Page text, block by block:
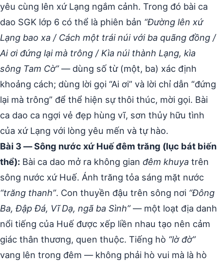
yêu cùng lên xứ Lạng ngắm cảnh. Trong đó bài ca
dao SGK lớp 6 có thể là phiên bản “Đường lên xứ
Lạng bao xa / Cách một trái núi với ba quãng đồng /
Ai ơi đứng lại mà trông / Kìa núi thành Lạng, kìa
sông Tam Cờ”— dùng số từ (một, ba) xác định
khoảng cách; dùng lời gọi “Ai ơi” và lời chỉ dẫn “đứng
lại mà trông” để thể hiện sự thôi thúc, mời gọi. Bài
ca dao ca ngợi vẻ đẹp hùng vĩ, sơn thủy hữu tình
của xứ Lạng với lòng yêu mến và tự hào.
Bài 3 — Sông nước xứ Huế đêm trăng (lục bát biến
thể): Bài ca dao mở ra không gian đêm khuya trên
sông nước xứ Huế. Ánh trăng tỏa sáng mặt nước
“trăng thanh”. Con thuyền đậu trên sông nơi “Đông
Ba, Đập Đá, Vĩ Dạ, ngã ba Sình”— một loạt địa danh
nổi tiếng của Huế được xếp liền nhau tạo nên cảm
giác thân thương, quen thuộc. Tiếng hò “lờ đờ”
vang lên trong đêm — không phải hò vui mà là hò